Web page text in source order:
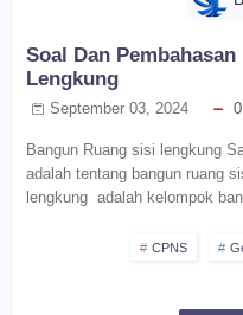
Soal Dan
Lengkung
September 03, 2024 0
Bangun Ruang sisi lengkung
adalah tentang bangun ruang
lengkung adalah kelompok
CPNS